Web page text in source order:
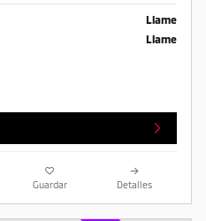
Llame
Llame
Guardar Detalles